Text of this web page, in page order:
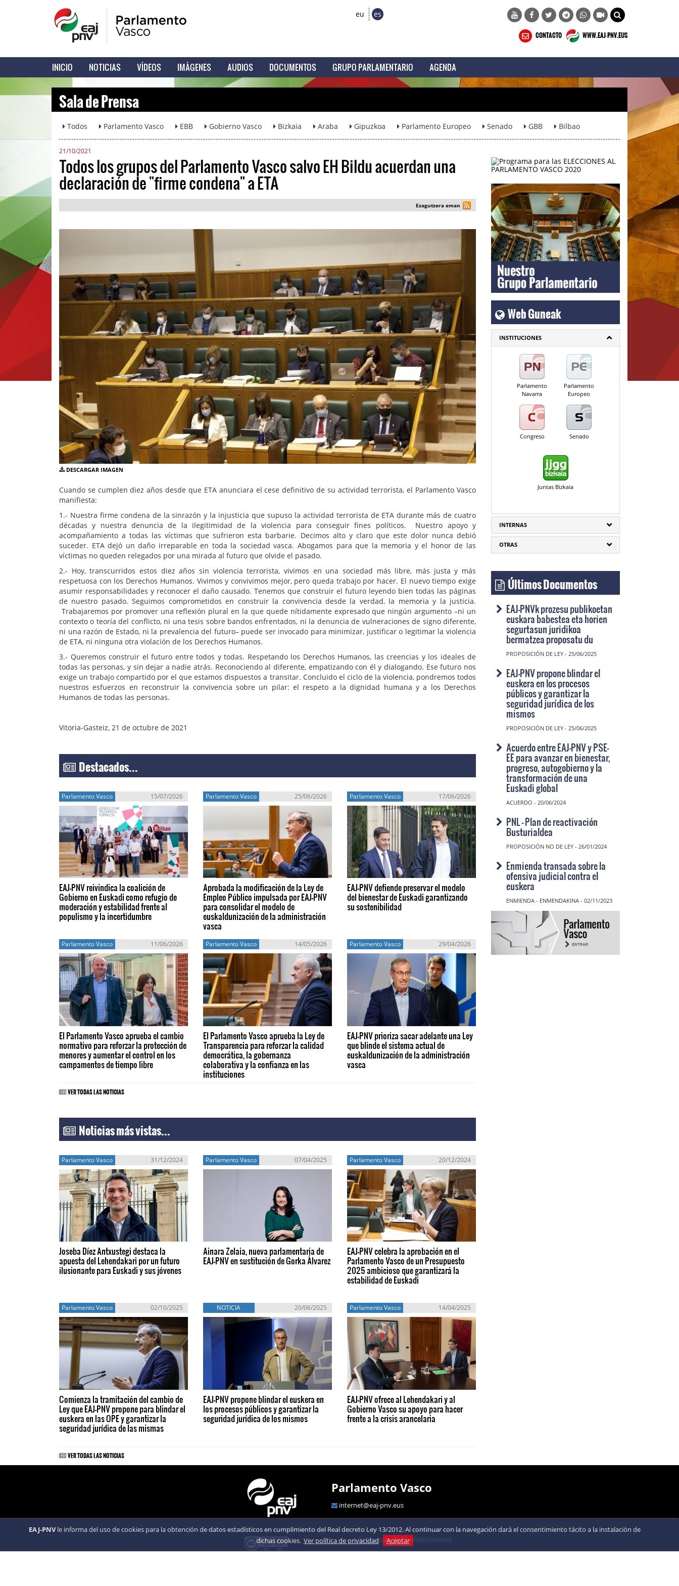
eu es
CONTACTO WWW.EAJ-PNV.EUS
INICIO NOTICIAS VÍDEOS IMÁGENES AUDIOS DOCUMENTOS GRUPO PARLAMENTARIO AGENDA
Sala de Prensa
Todos Parlamento Vasco EBB Gobierno Vasco Bizkaia Araba Gipuzkoa Parlamento Europeo Senado GBB Bilbao
21/10/2021
Todos los grupos del Parlamento Vasco salvo EH Bildu acuerdan una
declaración de "firme condena" a ETA
Ezagutzera eman
DESCARGAR IMAGEN
Cuando se cumplen diez años desde que ETA anunciara el cese definitivo de su actividad terrorista, el Parlamento Vasco
manifiesta:
1.- Nuestra firme condena de la sinrazón y la injusticia que supuso la actividad terrorista de ETA durante más de cuatro
décadas y nuestra denuncia de la ilegitimidad de la violencia para conseguir fines políticos. Nuestro apoyo y
acompañamiento a todas las víctimas que sufrieron esta barbarie. Decimos alto y claro que este dolor nunca debió
suceder. ETA dejó un daño irreparable en toda la sociedad vasca. Abogamos para que la memoria y el honor de las
víctimas no queden relegados por una mirada al futuro que olvide el pasado.
2.- Hoy, transcurridos estos diez años sin violencia terrorista, vivimos en una sociedad más libre, más justa y más
respetuosa con los Derechos Humanos. Vivimos y convivimos mejor, pero queda trabajo por hacer. El nuevo tiempo exige
asumir responsabilidades y reconocer el daño causado. Tenemos que construir el futuro leyendo bien todas las páginas
de nuestro pasado. Seguimos comprometidos en construir la convivencia desde la verdad, la memoria y la justicia.
Trabajaremos por promover una reflexión plural en la que quede nítidamente expresado que ningún argumento –ni un
contexto o teoría del conflicto, ni una tesis sobre bandos enfrentados, ni la denuncia de vulneraciones de signo diferente,
ni una razón de Estado, ni la prevalencia del futuro– puede ser invocado para minimizar, justificar o legitimar la violencia
de ETA, ni ninguna otra violación de los Derechos Humanos.
3.- Queremos construir el futuro entre todos y todas. Respetando los Derechos Humanos, las creencias y los ideales de
todas las personas, y sin dejar a nadie atrás. Reconociendo al diferente, empatizando con él y dialogando. Ese futuro nos
exige un trabajo compartido por el que estamos dispuestos a transitar. Concluido el ciclo de la violencia, pondremos todos
nuestros esfuerzos en reconstruir la convivencia sobre un pilar: el respeto a la dignidad humana y a los Derechos
Humanos de todas las personas.
Vitoria-Gasteiz, 21 de octubre de 2021
Destacados...
Parlamento Vasco 15/07/2026
EAJ-PNV reivindica la coalición de
Gobierno en Euskadi como refugio de
moderación y estabilidad frente al
populismo y la incertidumbre
Parlamento Vasco 25/06/2026
Aprobada la modificación de la Ley de
Empleo Público impulsada por EAJ-PNV
para consolidar el modelo de
euskaldunización de la administración
vasca
Parlamento Vasco 17/06/2026
EAJ-PNV defiende preservar el modelo
del bienestar de Euskadi garantizando
su sostenibilidad
Parlamento Vasco 11/06/2026
El Parlamento Vasco aprueba el cambio
normativo para reforzar la protección de
menores y aumentar el control en los
campamentos de tiempo libre
Parlamento Vasco 14/05/2026
El Parlamento Vasco aprueba la Ley de
Transparencia para reforzar la calidad
democrática, la gobernanza
colaborativa y la confianza en las
instituciones
Parlamento Vasco 29/04/2026
EAJ-PNV prioriza sacar adelante una Ley
que blinde el sistema actual de
euskaldunización de la administración
vasca
VER TODAS LAS NOTICIAS
Noticias más vistas...
Parlamento Vasco 31/12/2024
Joseba Díez Antxustegi destaca la
apuesta del Lehendakari por un futuro
ilusionante para Euskadi y sus jóvenes
Parlamento Vasco 07/04/2025
Ainara Zelaia, nueva parlamentaria de
EAJ-PNV en sustitución de Gorka Álvarez
Parlamento Vasco 20/12/2024
EAJ-PNV celebra la aprobación en el
Parlamento Vasco de un Presupuesto
2025 ambicioso que garantizará la
estabilidad de Euskadi
Parlamento Vasco 02/10/2025
Comienza la tramitación del cambio de
Ley que EAJ-PNV propone para blindar el
euskera en las OPE y garantizar la
seguridad jurídica de las mismas
NOTICIA 20/06/2025
EAJ-PNV propone blindar el euskera en
los procesos públicos y garantizar la
seguridad jurídica de los mismos
Parlamento Vasco 14/04/2025
EAJ-PNV ofrece al Lehendakari y al
Gobierno Vasco su apoyo para hacer
frente a la crisis arancelaria
VER TODAS LAS NOTICIAS
Web Guneak
INSTITUCIONES
Parlamento
Navarra
Parlamento
Europeo
Congreso Senado
Juntas Bizkaia
INTERNAS
OTRAS
Últimos Documentos
EAJ-PNVk prozesu publikoetan
euskara babestea eta horien
segurtasun juridikoa
bermatzea proposatu du
PROPOSICIÓN DE LEY - 25/06/2025
EAJ-PNV propone blindar el
euskera en los procesos
públicos y garantizar la
seguridad jurídica de los
mismos
PROPOSICIÓN DE LEY - 25/06/2025
Acuerdo entre EAJ-PNV y PSE-
EE para avanzar en bienestar,
progreso, autogobierno y la
transformación de una
Euskadi global
ACUERDO - 20/06/2024
PNL - Plan de reactivación
Busturialdea
PROPOSICIÓN NO DE LEY - 26/01/2024
Enmienda transada sobre la
ofensiva judicial contra el
euskera
ENMIENDA - ENMENDAKINA - 02/11/2023
Parlamento Vasco
internet@eaj-pnv.eus
Cláusula de Confidencialidad
EAJ-PNVle informa del uso de cookies para la obtención de datos estadísticos en cumplimiento del Real decreto Ley 13/2012. Al continuar con la navegación dará el consentimiento tácito a la instalación de
dichas cookies. Ver política de privacidad Aceptar